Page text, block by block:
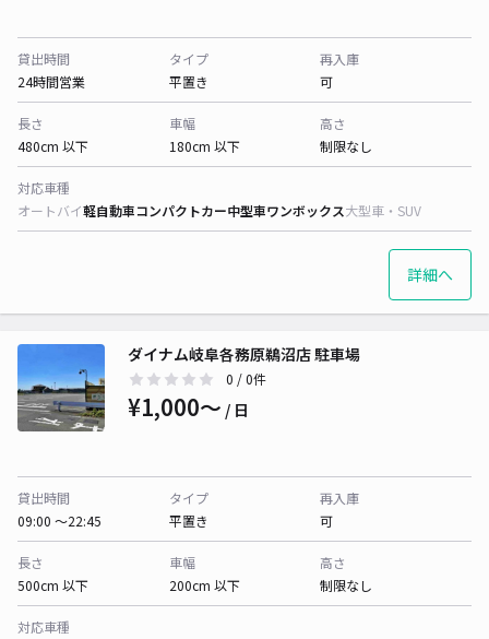
貸出時間
24時間営業
タイプ
平置き
再入庫
可
長さ
480cm 以下
車幅
180cm 以下
高さ
制限なし
対応車種
オートバイ軽自動車コンパクトカー中型車ワンボックス大型車・SUV
詳細へ
ダイナム岐阜各務原鵜沼店 駐車場
0 / 0件
¥1,000〜 / 日
貸出時間
09:00 〜22:45
タイプ
平置き
再入庫
可
長さ
500cm 以下
車幅
200cm 以下
高さ
制限なし
対応車種